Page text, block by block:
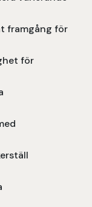
framgång för
för